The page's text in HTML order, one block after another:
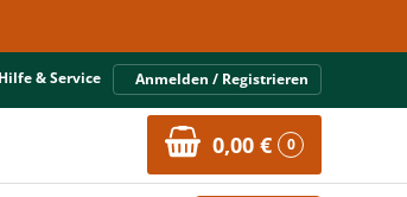
Hilfe & Service Anmelden / Registrieren
0,00 € 0